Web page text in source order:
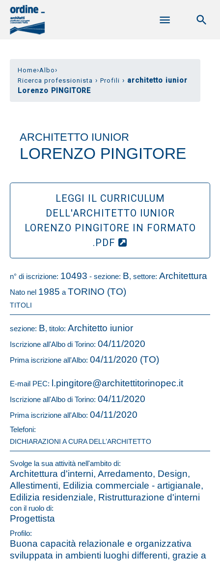
Home›Albo›
Ricerca professionista › Profili › architetto iunior
Lorenzo PINGITORE
ARCHITETTO IUNIOR
LORENZO PINGITORE
LEGGI IL CURRICULUM
DELL'ARCHITETTO IUNIOR
LORENZO PINGITORE IN FORMATO
.PDF
n° di iscrizione: 10493 - sezione: B, settore: Architettura
Nato nel 1985 a TORINO (TO)
TITOLI
sezione: B, titolo: Architetto iunior
Iscrizione all'Albo di Torino: 04/11/2020
Prima iscrizione all'Albo: 04/11/2020 (TO)
E-mail PEC: l.pingitore@architettitorinopec.it
Iscrizione all'Albo di Torino: 04/11/2020
Prima iscrizione all'Albo: 04/11/2020
Telefoni:
DICHIARAZIONI A CURA DELL’ARCHITETTO
Svolge la sua attività nell'ambito di:
Architettura d'interni, Arredamento, Design,
Allestimenti, Edilizia commerciale - artigianale,
Edilizia residenziale, Ristrutturazione d'interni
con il ruolo di:
Progettista
Profilo:
Buona capacità relazionale e organizzativa
sviluppata in ambienti luoghi differenti, grazie a